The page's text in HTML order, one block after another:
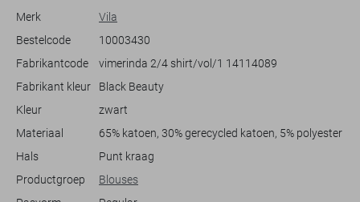
Deze blouse van 95% katoen en 5% polyester voelt zacht aan op de
de blouse een vleugje nonchalance toe aan je outfit. Ideaal voor een
casual dagje uit of een ontspannen brunch met vrienden. Combineer
de Black Beauty met een jeans of een lichte rok voor een veelzijdige en
blouse de basis zijn voor je stijlvolle en comfortabele lente-outfits.
Merk
Vila
Bestelcode
10003430
Fabrikantcode
vimerinda 2/4 shirt/vol/1 14114089
Fabrikant kleur
Black Beauty
Kleur
zwart
Materiaal
65% katoen, 30% gerecycled katoen, 5% polyester
Hals
Punt kraag
Productgroep
Blouses